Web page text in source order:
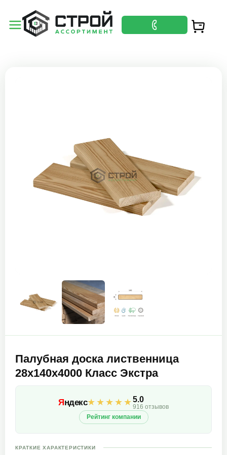
Палубная доска лиственница
28х140х4000 Класс Экстра
Яндекс★★★★★5.0
916 отзывов
Рейтинг компании
КРАТКИЕ ХАРАКТЕРИСТИКИ